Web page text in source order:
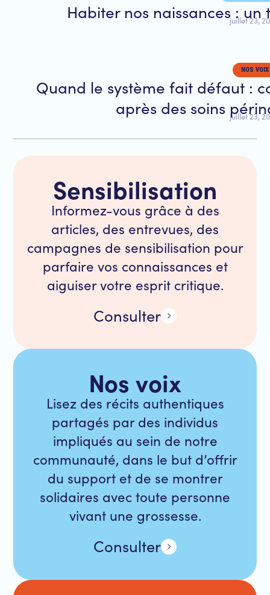
Habiter nos naissances :juillet 23,
NOS VOIX
Quand le système fait défaut :
après des soinsjuillet 23,
Sensibilisation
Informez-vous grâce à des
articles, des entrevues, des
campagnes de sensibilisation pour
parfaire vos connaissances et
aiguiser votre esprit critique.
Consulter
Nos voix
Lisez des récits authentiques
partagés par des individus
impliqués au sein de notre
communauté, dans le but d’offrir
du support et de se montrer
solidaires avec toute personne
vivant une grossesse.
Consulter